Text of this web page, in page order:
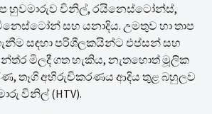
හුවමාරුව විනිල්, රයිනෙස්ටෝන්ස්,
සහ යනාදිය. උමතුව හා තාප
සඳහා පරිශීලකයින්ට එප්සන් සහ
මිලදී ගත හැකිය, නැතහොත් මූලික
තෑගි අභිරුචිකරණය ආදිය තුළ බහුලව
විනිල් (HTV).